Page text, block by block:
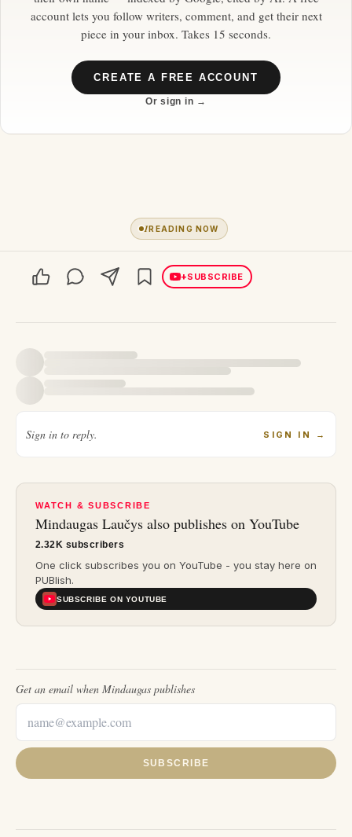
account lets you follow writers, comment, and get their next
piece in your inbox. Takes 15 seconds.
CREATE A FREE ACCOUNT
Or sign in →
1READING NOW
+SUBSCRIBE
Sign in to reply. SIGN IN →
WATCH & SUBSCRIBE
Mindaugas Laučys also publishes on YouTube
2.32K subscribers
One click subscribes you on YouTube - you stay here on
PUBlish.
SUBSCRIBE ON YOUTUBE
Get an email when Mindaugas publishes
SUBSCRIBE